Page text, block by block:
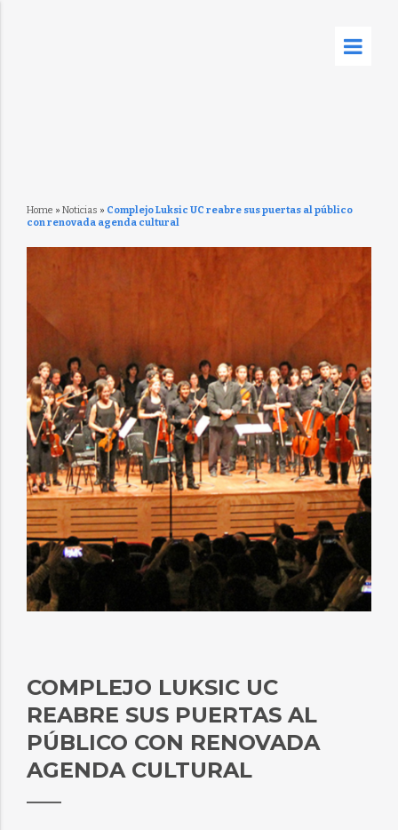
Home » Noticias » Complejo Luksic UC reabre sus puertas al público
con renovada agenda cultural
COMPLEJO LUKSIC UC
REABRE SUS PUERTAS AL
PÚBLICO CON RENOVADA
AGENDA CULTURAL